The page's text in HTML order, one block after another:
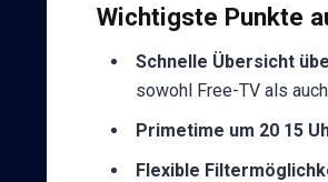
Wichtigste Punkte
Schnelle Übersicht
sowohl Free-TV als
Primetime um 20 15
Flexible